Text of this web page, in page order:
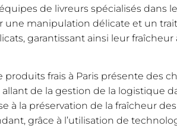
de livreurs spécialisés dans
une manipulation délicate et un
garantissant ainsi leur fraîcheur
produits frais à Paris présente des
de la gestion de la logistique
à la préservation de la fraîcheur
grâce à l’utilisation de